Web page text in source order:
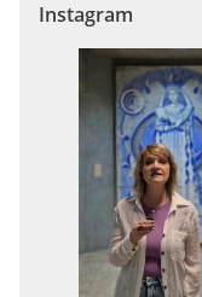
Instagram